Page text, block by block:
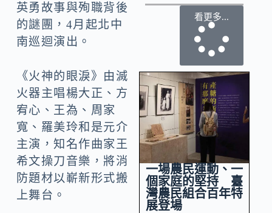
英勇故事與殉職背後
的謎團，4月起北中
南巡迴演出。
《火神的眼淚》由滅
火器主唱楊大正、方
宥心、王為、周家
寬、羅美玲和是元介
主演，知名作曲家王
希文操刀音樂，將消
防題材以嶄新形式搬
上舞台。
看更多...
一場農民運動、一
個家庭的堅持 臺
灣農民組合百年特
展登場